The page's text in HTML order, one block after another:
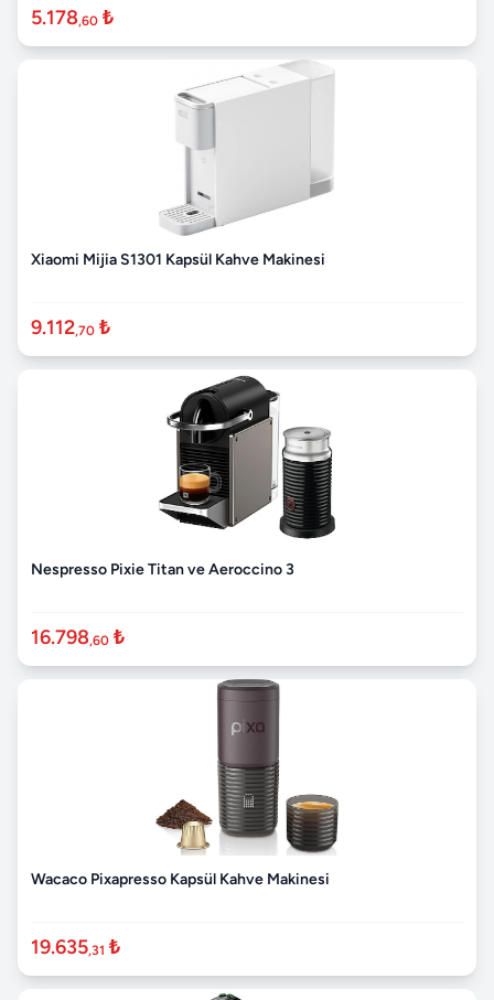
5.178,60 ₺
Xiaomi Mijia S1301 Kapsül Kahve Makinesi
9.112,70 ₺
Nespresso Pixie Titan ve Aeroccino 3
16.798,60 ₺
Wacaco Pixapresso Kapsül Kahve Makinesi
19.635,31 ₺